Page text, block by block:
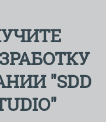
"SDD